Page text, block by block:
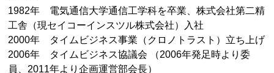
1982年 電気通信大学通信工学科を卒業、株式会社第二精
工舎（現セイコーインスツル株式会社）入社
2000年 タイムビジネス事業（クロノトラスト）立ち上げ
2006年 タイムビジネス協議会 （2006年発足時より委
員、2011年より企画運営部会長）